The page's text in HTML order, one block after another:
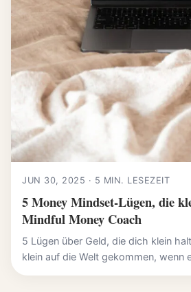
JUN 30, 2025 · 5 MIN. LESEZEIT
5 Money Mindset-Lügen, die
Mindful Money Coach
5 Lügen über Geld, die dich klein
klein auf die Welt gekommen, wenn